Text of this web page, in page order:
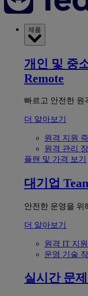
제품
개인 및 중
Remote
빠르고 안전한 원
더 알아보기
원격 지원
원격 관리
플랜 및 가격 보기
대기업
안전한 운영을 위
더 알아보기
원격 IT 지원
운영 기술
실시간 문